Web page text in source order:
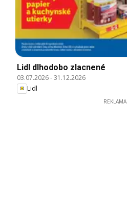
Lidl dlhodobo zlacnené
03.07.2026-31.12.2026
Lidl
REKLAMA